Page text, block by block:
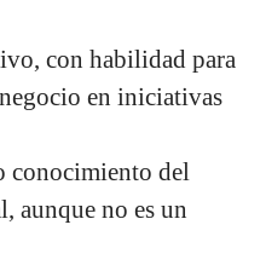
con habilidad para
en iniciativas
conocimiento del
, aunque no es un